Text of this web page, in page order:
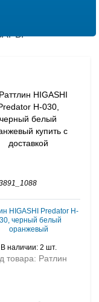
HIGASHI Predator H-
черный белый
оранжевый
В наличии: 2 шт.
товара: Ратлин